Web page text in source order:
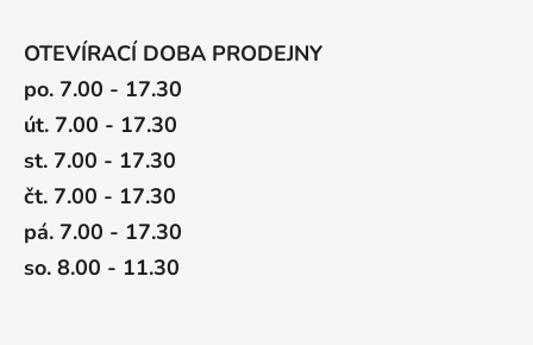
OTEVÍRACÍ DOBA PRODEJNY
po. 7.00 - 17.30
út. 7.00 - 17.30
st. 7.00 - 17.30
čt. 7.00 - 17.30
pá. 7.00 - 17.30
so. 8.00 - 11.30